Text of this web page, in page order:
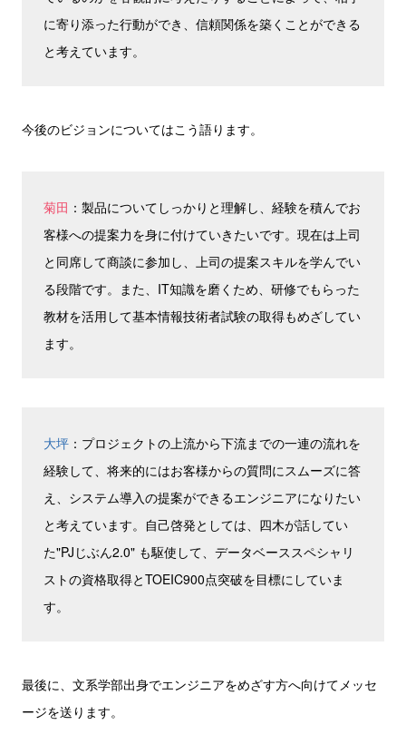
に寄り添った行動ができ、信頼関係を築くことができる
と考えています。
今後のビジョンについてはこう語ります。
菊田 ：製品についてしっかりと理解し、経験を積んでお
客様への提案力を身に付けていきたいです。現在は上司
と同席して商談に参加し、上司の提案スキルを学んでい
る段階です。また、IT知識を磨くため、研修でもらった
教材を活用して基本情報技術者試験の取得もめざしてい
ます。
大坪 ：プロジェクトの上流から下流までの一連の流れを
経験して、将来的にはお客様からの質問にスムーズに答
え、システム導入の提案ができるエンジニアになりたい
と考え ています。自己啓発としては、四木が話してい
た"PJじぶん2.0" も駆使して、データベーススペシャリ
ストの資格取得とTOEIC900点突破を目標にしていま
す。
最後に、文系学部出身でエンジニアをめざす方へ向けてメッセ
ージを送ります。